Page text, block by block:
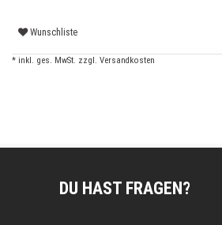
Wunschliste
* inkl. ges. MwSt. zzgl. Versandkosten
DU HAST FRAGEN?